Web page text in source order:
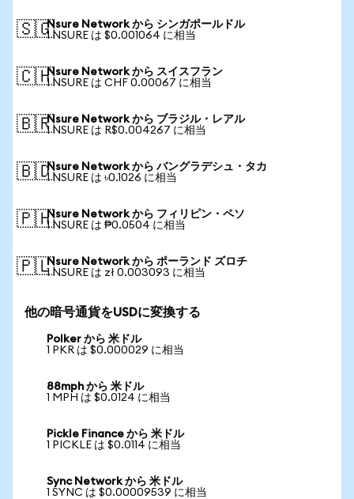
🇸🇬Nsure Network から シンガポールドル
1 NSURE は $0.001064 に相当
🇨🇭Nsure Network から スイスフラン
1 NSURE は CHF 0.00067 に相当
🇧🇷Nsure Network から ブラジル・レアル
1 NSURE は R$0.004267 に相当
🇧🇩Nsure Network から バングラデシュ・タカ
1 NSURE は ৳0.1026 に相当
🇵🇭Nsure Network から フィリピン・ペソ
1 NSURE は ₱0.0504 に相当
🇵🇱Nsure Network から ポーランド ズロチ
1 NSURE は zł 0.003093 に相当
他の暗号通貨をUSDに変換する
Polker から 米ドル
1 PKR は $0.000029 に相当
88mph から 米ドル
1 MPH は $0.0124 に相当
Pickle Finance から 米ドル
1 PICKLE は $0.0114 に相当
Sync Network から 米ドル
1 SYNC は $0.00009539 に相当